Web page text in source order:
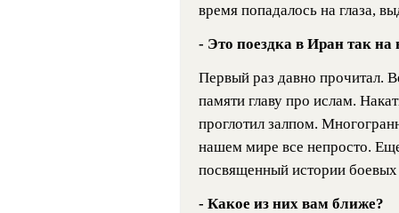
время попадалось на глаза,
- Это поездка в Иран так на
Первый раз давно прочитал.
памяти главу про ислам.
проглотил залпом.
нашем мире все непросто.
посвященный истории боевых
- Какое из них вам ближе?